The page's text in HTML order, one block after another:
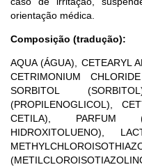
orientação médica.
Composição (tradução):
AQUA (ÁGUA), CETEARYL
CETRIMONIUM
SORBITOL
(PROPILENOGLICOL),
CETILA), PARFUM
HIDROXITOLUENO),